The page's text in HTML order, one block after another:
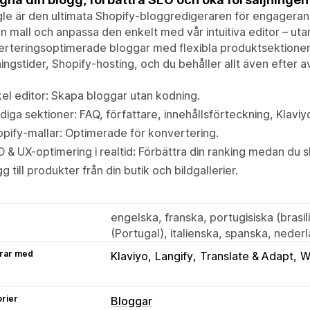
är den ultimata Shopify-bloggredigeraren för
mall och anpassa den enkelt med vår intuitiva editor –
bloggar med flexibla
Shopify-hosting, och du behåller allt även efter
editor: Skapa bloggar utan kodning.
sektioner: FAQ, författare, innehållsförteckning,
mallar: Optimerade för konvertering.
& UX-optimering i realtid: Förbättra din ranking medan du
till produkter från din butik och bildgallerier.
engelska, franska, portugisiska
(Portugal), italienska, spanska,
med Klaviyo Langify Translate & Adapt
Bloggar